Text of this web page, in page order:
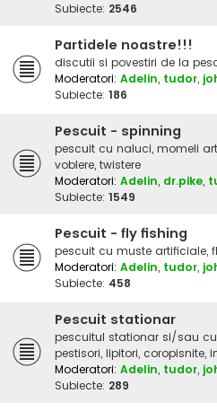
Subiecte: 2546
Partidele noastre!!!
discutii si povestiri de la
Moderatori: Adelin, tudor,
Subiecte: 186
Pescuit - spinning
pescuit cu naluci, momeli
voblere, twistere
Moderatori: Adelin, dr.pike,
Subiecte: 1549
Pescuit - fly fishing
pescuit cu muste artificiale,
Moderatori: Adelin, tudor,
Subiecte: 458
Pescuit stationar
pescuitul stationar si/sau
pestisori, lipitori, coropisnite,
Moderatori: Adelin, tudor,
Subiecte: 289